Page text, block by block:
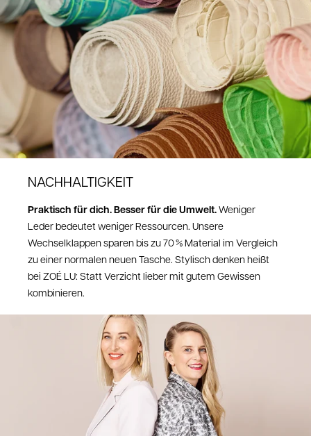
angekommen sein, wende dich bitte an unseren Kundenservice unter
shop@zoelu.com.
Sende uns dazu eine kurze Beschreibung des Mangels sowie ein Foto.
So können wir den Fall schnell prüfen.
Nach unserer Einschätzung erhältst du selbstverständlichein
kostenloses Retourenlabel von uns, damit du den Artikel unkompliziert
zurücksenden kannst
Bei Fragen wende dich bitte an: shop@zoelu.com
NACHHALTIGKEIT
Praktisch für dich. Besser für die Umwelt.Weniger
Leder bedeutet weniger Ressourcen. Unsere
Wechselklappen sparen bis zu 70 % Material im Vergleich
zu einer normalen neuen Tasche. Stylisch denken heißt
bei ZOÉ LU: Statt Verzicht lieber mit gutem Gewissen
kombinieren.